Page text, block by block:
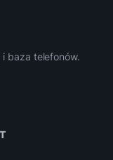
baza telefonów.